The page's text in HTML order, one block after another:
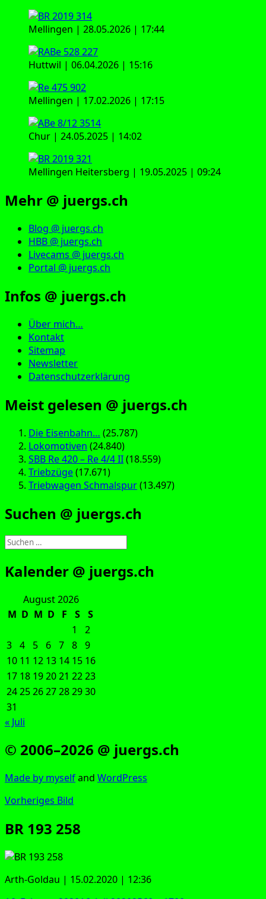
Mellingen | 28.05.2026 | 17:44
Huttwil | 06.04.2026 | 15:16
Mellingen | 17.02.2026 | 17:15
Chur | 24.05.2025 | 14:02
Mellingen Heitersberg | 19.05.2025 | 09:24
Mehr @ juergs.ch
Blog @ juergs.ch
HBB @ juergs.ch
Livecams @ juergs.ch
Portal @ juergs.ch
Infos @ juergs.ch
Über mich…
Kontakt
Sitemap
Newsletter
Datenschutzerklärung
Meist gelesen @ juergs.ch
Die Eisenbahn… (25.787)
Lokomotiven (24.840)
SBB Re 420 – Re 4/4 II(18.559)
Triebzüge(17.671)
Triebwagen Schmalspur(13.497)
Suchen @ juergs.ch
Suchen
nach:
Kalender @ juergs.ch
August 2026
M D M D F S
S
1
2
3 4 5 6 7 8 9
10 11 12 13 14 15 16
17 18 192021 2223
24252627282930
31
« Juli
© 2006–2026 @ juergs.ch
Made by mys­elfand Word­Press
Vorheriges Bild
BR 193 258
Arth-Gold­au | 15.02.2020 | 12:36